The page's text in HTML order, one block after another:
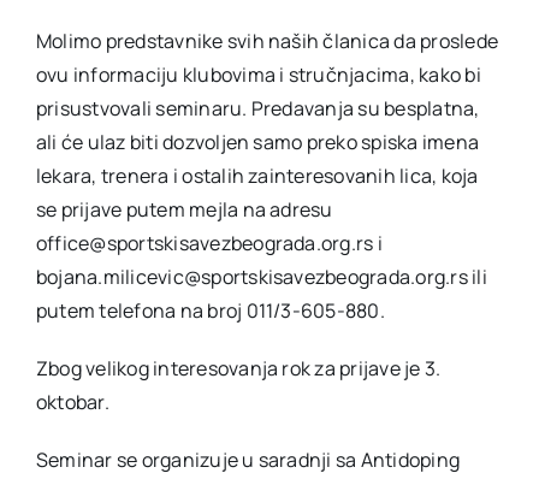
Molimo predstavnike svih naših članica da proslede
ovu informaciju klubovima i stručnjacima, kako bi
prisustvovali seminaru. Predavanja su besplatna,
ali će ulaz biti dozvoljen samo preko spiska imena
lekara, trenera i ostalih zainteresovanih lica, koja
se prijave putem mejla na adresu
office@sportskisavezbeograda.org.rs i
bojana.milicevic@sportskisavezbeograda.org.rs ili
putem telefona na broj 011/3-605-880.
Zbog velikog interesovanja rok za prijave je 3.
oktobar.
Seminar se organizuje u saradnji sa Antidoping